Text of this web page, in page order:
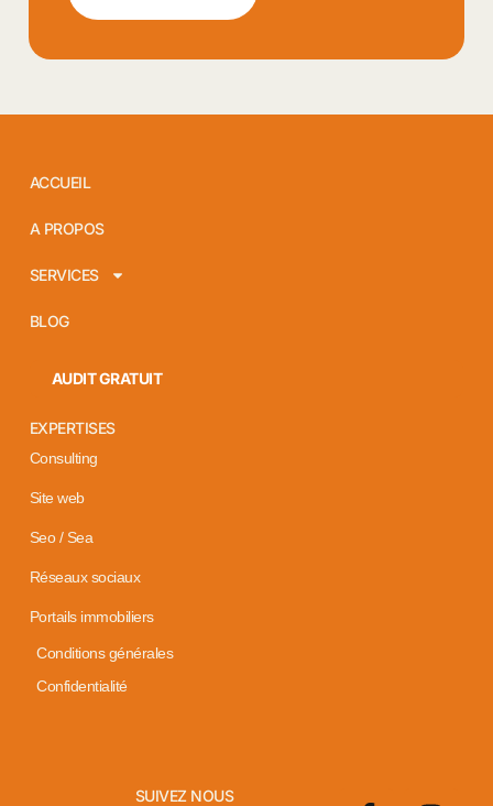
ACCUEIL
A PROPOS
SERVICES
BLOG
AUDIT GRATUIT
EXPERTISES
Consulting
Site web
Seo / Sea
Réseaux sociaux
Portails immobiliers
Conditions générales
Confidentialité
SUIVEZ NOUS